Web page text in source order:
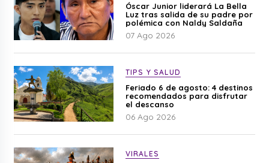
Óscar Junior liderará La Bella
Luz tras salida de su padre por
polémica con Naldy Saldaña
07 Ago 2026
TIPS Y SALUD
Feriado 6 de agosto: 4 destinos
recomendados para disfrutar
el descanso
06 Ago 2026
VIRALES